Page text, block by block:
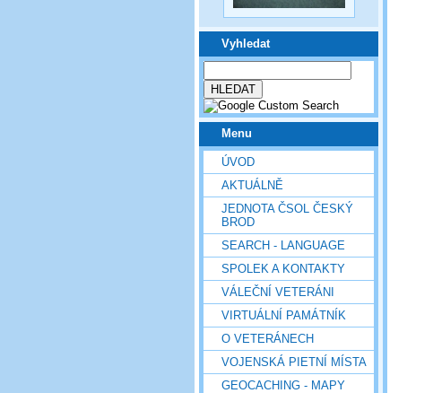
Vyhledat
Menu
ÚVOD
AKTUÁLNĚ
JEDNOTA ČSOL ČESKÝ
BROD
SEARCH - LANGUAGE
SPOLEK A KONTAKTY
VÁLEČNÍ VETERÁNI
VIRTUÁLNÍ PAMÁTNÍK
O VETERÁNECH
VOJENSKÁ PIETNÍ MÍSTA
GEOCACHING - MAPY